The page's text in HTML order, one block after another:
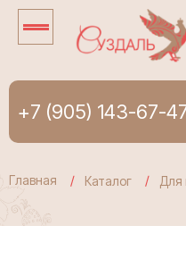
+7 (905) 143-67-
Главная Каталог Для